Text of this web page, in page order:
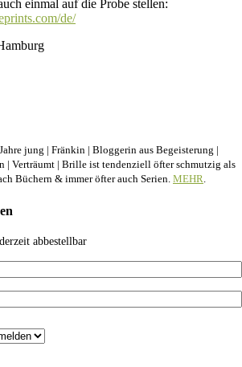
einmal auf die Probe stellen:
de/
jung | Fränkin | Bloggerin aus Begeisterung |
| Verträumt | Brille ist tendenziell öfter schmutzig als
Büchern & immer öfter auch Serien. MEHR.
abbestellbar